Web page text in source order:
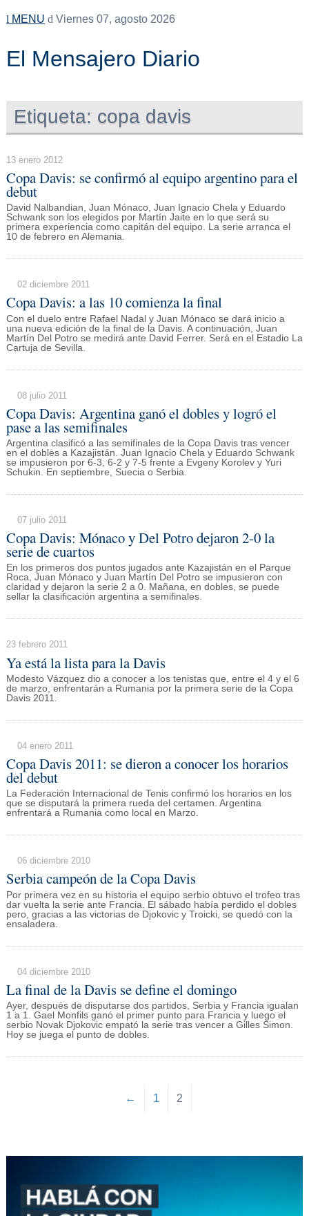
MENU Viernes 07, agosto 2026
El Mensajero Diario
Etiqueta: copa davis
13 enero 2012
Copa Davis: se confirmó al equipo argentino para el
debut
David Nalbandian, Juan Mónaco, Juan Ignacio Chela y Eduardo
Schwank son los elegidos por Martín Jaite en lo que será su
primera experiencia como capitán del equipo. La serie arranca el
10 de febrero en Alemania.
02 diciembre 2011
Copa Davis: a las 10 comienza la final
Con el duelo entre Rafael Nadal y Juan Mónaco se dará inicio a
una nueva edición de la final de la Davis. A continuación, Juan
Martín Del Potro se medirá ante David Ferrer. Será en el Estadio La
Cartuja de Sevilla.
08 julio 2011
Copa Davis: Argentina ganó el dobles y logró el
pase a las semifinales
Argentina clasificó a las semifinales de la Copa Davis tras vencer
en el dobles a Kazajistán. Juan Ignacio Chela y Eduardo Schwank
se impusieron por 6-3, 6-2 y 7-5 frente a Evgeny Korolev y Yuri
Schukin. En septiembre, Suecia o Serbia.
07 julio 2011
Copa Davis: Mónaco y Del Potro dejaron 2-0 la
serie de cuartos
En los primeros dos puntos jugados ante Kazajistán en el Parque
Roca, Juan Mónaco y Juan Martín Del Potro se impusieron con
claridad y dejaron la serie 2 a 0. Mañana, en dobles, se puede
sellar la clasificación argentina a semifinales.
23 febrero 2011
Ya está la lista para la Davis
Modesto Vázquez dio a conocer a los tenistas que, entre el 4 y el 6
de marzo, enfrentarán a Rumania por la primera serie de la Copa
Davis 2011.
04 enero 2011
Copa Davis 2011: se dieron a conocer los horarios
del debut
La Federación Internacional de Tenis confirmó los horarios en los
que se disputará la primera rueda del certamen. Argentina
enfrentará a Rumania como local en Marzo.
06 diciembre 2010
Serbia campeón de la Copa Davis
Por primera vez en su historia el equipo serbio obtuvo el trofeo tras
dar vuelta la serie ante Francia. El sábado había perdido el dobles
pero, gracias a las victorias de Djokovic y Troicki, se quedó con la
ensaladera.
04 diciembre 2010
La final de la Davis se define el domingo
Ayer, después de disputarse dos partidos, Serbia y Francia igualan
1 a 1. Gael Monfils ganó el primer punto para Francia y luego el
serbio Novak Djokovic empató la serie tras vencer a Gilles Simon.
Hoy se juega el punto de dobles.
← 1 2